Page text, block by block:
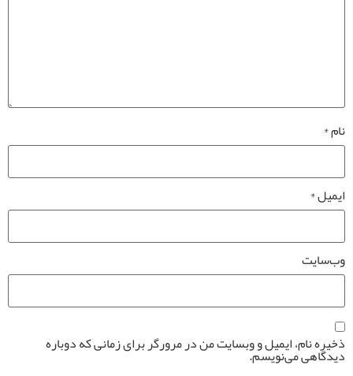
نام*
ایمیل*
وب‌سایت
ذخیره نام، ایمیل و وبسایت من در مرورگر برای زمانی که دوباره
دیدگاهی می‌نویسم.